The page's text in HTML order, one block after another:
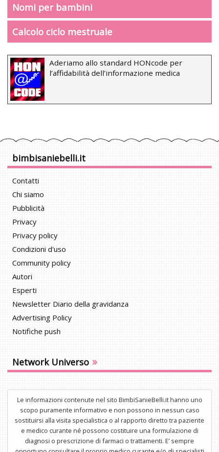
Nomi per bambini
Calcolo ciclo mestruale
Aderiamo allo standard HONcode per
l’affidabilità dell’informazione medica
bimbisaniebelli.it
Contatti
Chi siamo
Pubblicità
Privacy
Privacy policy
Condizioni d'uso
Community policy
Autori
Esperti
Newsletter Diario della gravidanza
Advertising Policy
Notifiche push
Network Universo »
Le informazioni contenute nel sito BimbiSanieBelli.it hanno uno
scopo puramente informativo e non possono in nessun caso
sostituirsi alla visita specialistica o al rapporto diretto tra paziente
e medico curante né possono costituire una formulazione di
diagnosi o prescrizione di farmaci o trattamenti. E’ sempre